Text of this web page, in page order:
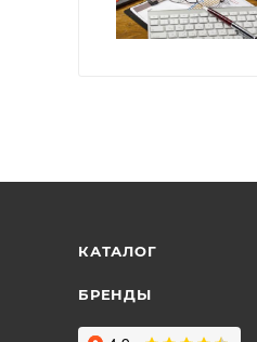
КАТАЛОГ
БРЕНДЫ